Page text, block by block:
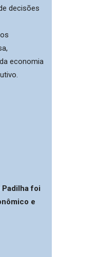
decisões
economia
Padilha foi
e